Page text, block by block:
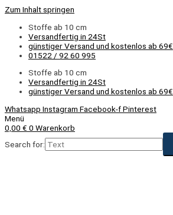
Zum Inhalt springen
Stoffe ab 10 cm
Versandfertig in 24St
günstiger Versand und kostenlos ab 69€
01522 / 92 60 995
Stoffe ab 10 cm
Versandfertig in 24St
günstiger Versand und kostenlos ab 69€
Whatsapp Instagram Facebook-fPinterest
Menü
0,00 € 0 Warenkorb
Search for: